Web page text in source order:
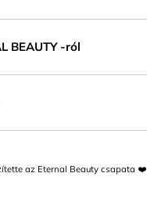
BEAUTY -ról
az Eternal Beauty csapata ❤️